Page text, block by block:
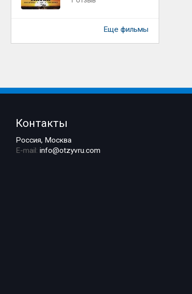
Еще фильмы
Контакты
Россия, Москва
E-mail:info@otzyvru.com